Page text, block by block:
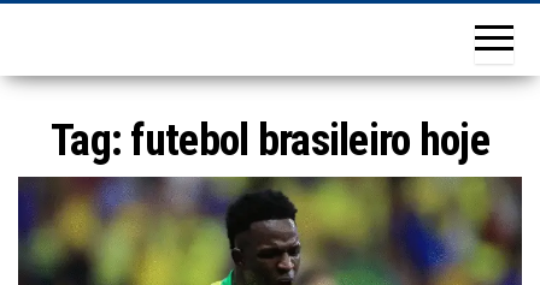
Tag: futebol brasileiro hoje